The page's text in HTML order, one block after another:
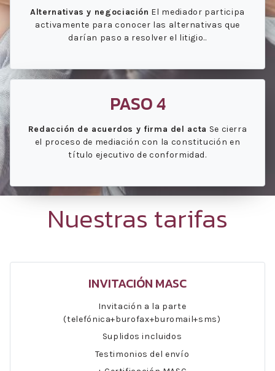
Alternativas y negociación El mediador participa
activamente para conocer las alternativas que
darían paso a resolver el litigio..
PASO 4
Redacción de acuerdos y firma del acta Se cierra
el proceso de mediación con la constitución en
título ejecutivo de conformidad.
Nuestras tarifas
INVITACIÓN MASC
Invitación a la parte
(telefónica+burofax+buromail+sms)
Suplidos incluidos
Testimonios del envío